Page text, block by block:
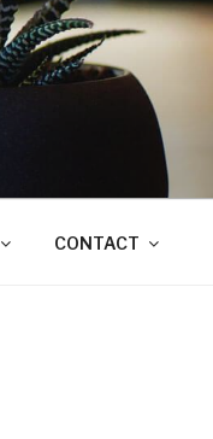
CONTACT